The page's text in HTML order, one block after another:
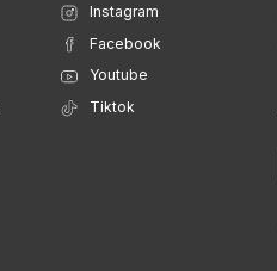
Instagram
Facebook
Youtube
Tiktok